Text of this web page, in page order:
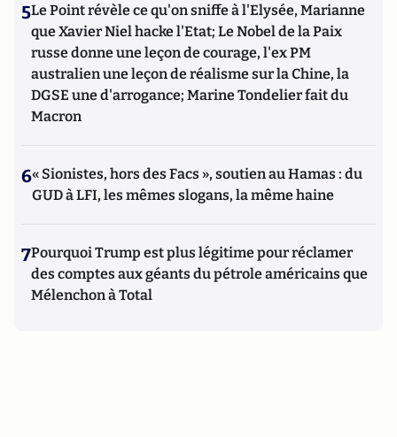
5Le Point révèle ce qu'on sniffe à l'Elysée, Marianne
que Xavier Niel hacke l'Etat; Le Nobel de la Paix
russe donne une leçon de courage, l'ex PM
australien une leçon de réalisme sur la Chine, la
DGSE une d'arrogance; Marine Tondelier fait du
Macron
6« Sionistes, hors des Facs », soutien au Hamas : du
GUD à LFI, les mêmes slogans, la même haine
7Pourquoi Trump est plus légitime pour réclamer
des comptes aux géants du pétrole américains que
Mélenchon à Total